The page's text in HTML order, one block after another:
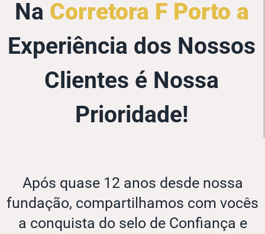
Na Corretora F Porto a
Experiência dos Nossos
Clientes é Nossa
Prioridade!
Após quase 12 anos desde nossa
fundação, compartilhamos com vocês
a conquista do selo de Confiança e